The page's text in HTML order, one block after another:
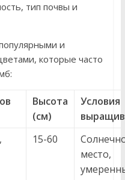
тип почвы и
и
которые часто
Высота
(см)
Условия
15-60
место,